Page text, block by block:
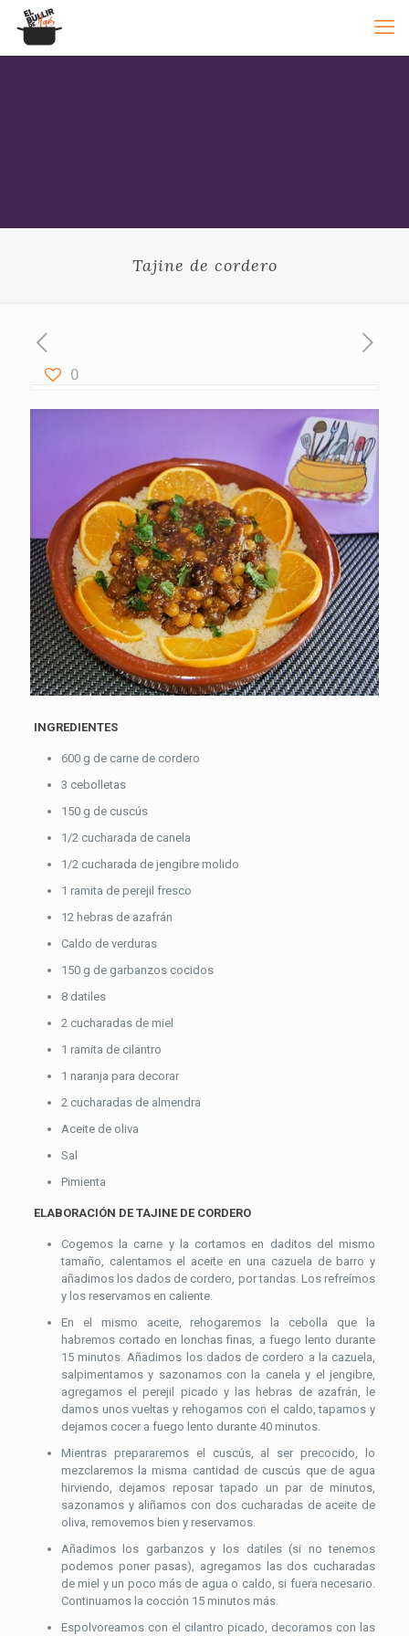
Tajine de cordero
0
INGREDIENTES
600 g de carne de cordero
3 cebolletas
150 g de cuscús
1/2 cucharada de canela
1/2 cucharada de jengibre molido
1 ramita de perejil fresco
12 hebras de azafrán
Caldo de verduras
150 g de garbanzos cocidos
8 datiles
2 cucharadas de miel
1 ramita de cilantro
1 naranja para decorar
2 cucharadas de almendra
Aceite de oliva
Sal
Pimienta
ELABORACIÓN DE TAJINE DE CORDERO
Cogemos la carne y la cortamos en daditos del mismo
tamaño, calentamos el aceite en una cazuela de barro y
añadimos los dados de cordero, por tandas. Los refreímos
y los reservamos en caliente.
En el mismo aceite, rehogaremos la cebolla que la
habremos cortado en lonchas finas, a fuego lento durante
15 minutos. Añadimos los dados de cordero a la cazuela,
salpimentamos y sazonamos con la canela y el jengibre,
agregamos el perejil picado y las hebras de azafrán, le
damos unos vueltas y rehogamos con el caldo, tapamos y
dejamos cocer a fuego lento durante 40 minutos.
Mientras prepararemos el cuscús, al ser precocido, lo
mezclaremos la misma cantidad de cuscús que de agua
hirviendo, dejamos reposar tapado un par de minutos,
sazonamos y aliñamos con dos cucharadas de aceite de
oliva, removemos bien y reservamos.
Añadimos los garbanzos y los datiles (si no tenemos
podemos poner pasas), agregamos las dos cucharadas
de miel y un poco más de agua o caldo, si fuera necesario.
Continuamos la cocción 15 minutos más.
Espolvoreamos con el cilantro picado, decoramos con las